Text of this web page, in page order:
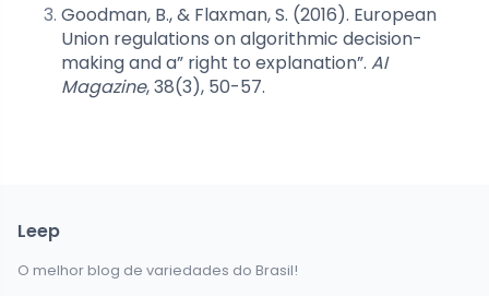
Goodman, B., & Flaxman, S. (2016). European
Union regulations on algorithmic decision-
making and a” right to explanation”. AI
Magazine, 38(3), 50-57.
Leep
O melhor blog de variedades do Brasil!